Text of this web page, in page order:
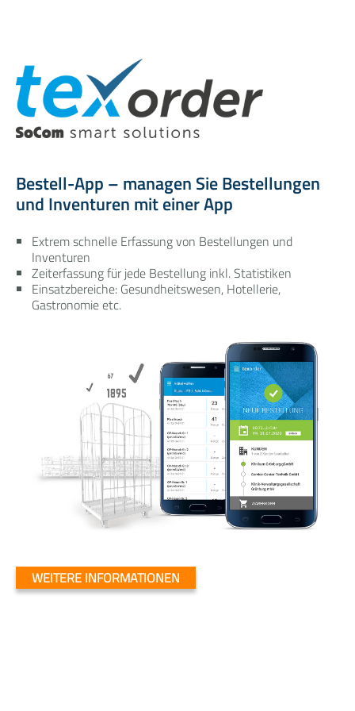
Bestell-App – managen Sie Bestellungen
und Inventuren mit einer App
Extrem schnelle Erfassung von Bestellungen und
Inventuren
Zeiterfassung für jede Bestellung inkl. Statistiken
Einsatzbereiche: Gesundheitswesen, Hotellerie,
Gastronomie etc.
WEITERE INFORMATIONEN